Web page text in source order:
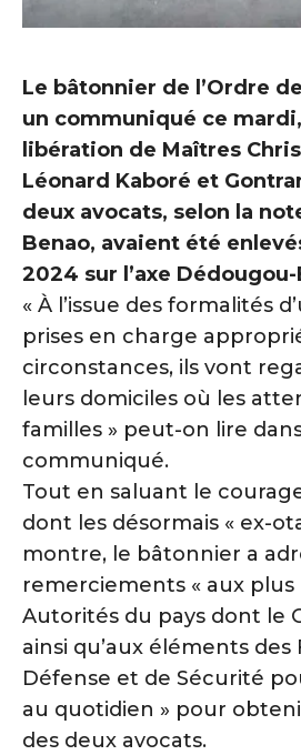
Le bâtonnier de l’Ordre
un communiqué ce
libération de Maîtres
Léonard Kaboré et
deux avocats, selon la
Benao, avaient été
2024 sur l’axe
« À l’issue des formalités
prises en charge
circonstances, ils vont
leurs domiciles où les
familles » peut-on lire
communiqué.
Tout en saluant le
dont les désormais « ex-
montre, le bâtonnier a
remerciements « aux plus
Autorités du pays dont le
ainsi qu’aux éléments des
Défense et de Sécurité
au quotidien » pour
des deux avocats.